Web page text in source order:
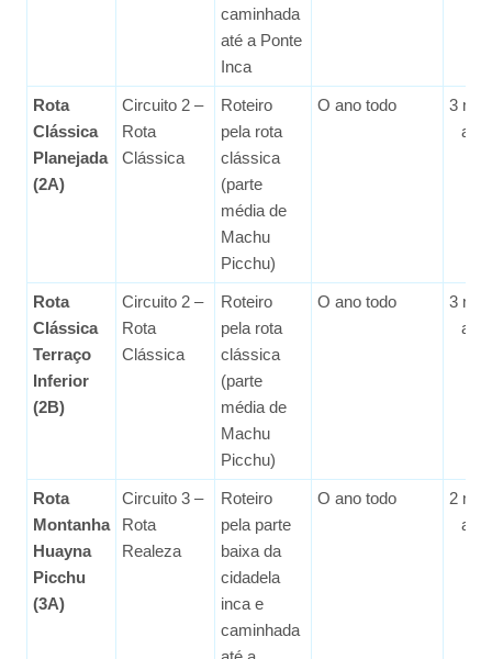
caminhada
até a Ponte
Inca
Rota
Clássica
Planejada
(2A)
Circuito 2 –
Rota
Clássica
Roteiro
pela rota
clássica
(parte
média de
Machu
Picchu)
O ano todo
3
Rota
Clássica
Terraço
Inferior
(2B)
Circuito 2 –
Rota
Clássica
Roteiro
pela rota
clássica
(parte
média de
Machu
Picchu)
O ano todo
3
Rota
Montanha
Huayna
Picchu
(3A)
Circuito 3 –
Rota
Realeza
Roteiro
pela parte
baixa da
cidadela
inca e
caminhada
O ano todo
2